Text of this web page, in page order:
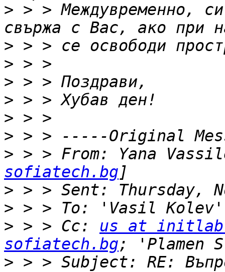
> > > Междувременно,
>
>
>
>
>
>
> > > From: Yana
sofiatech.bg
>
>
> > > Cc: us at
sofiatech.bg
> > > Subject: RE: